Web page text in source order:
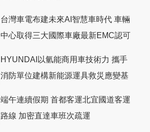
台灣車電布建未來AI智慧車時代 車輛
中心取得三大國際車廠最新EMC認可
HYUNDAI以氫能商用車技術力 攜手
消防單位建構新能源運具救災應變基
端午連續假期 首都客運北宜國道客運
路線 加密直達車班次疏運